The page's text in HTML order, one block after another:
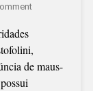
On
COMO
de maus-